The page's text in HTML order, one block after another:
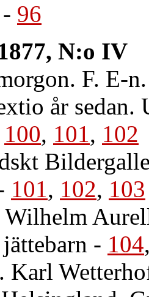
- 96
N:o IV
F. E-n.
år sedan.
100, 101, 102
101, 102, 103
Wilhelm
- 104
Karl